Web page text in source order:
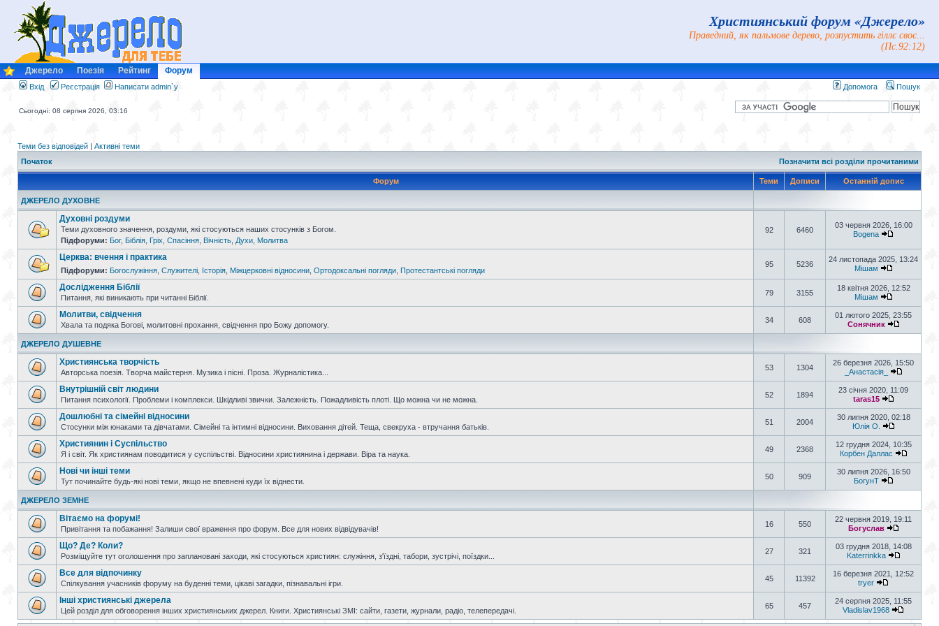
Християнський форум «Джерело»
Праведний, як пальмове дерево, розпустить гіллє своє...
(Пс.92:12)
Джерело Поезія Рейтинг Форум
Вхід Реєстрація Написати admin`у Допомога Пошук
Сьогодні: 08 серпня 2026, 03:16
Теми без відповідей | Активні теми
Початок
Позначити всі розділи прочитаними
Форум Теми Дописи Останній допис
ДЖЕРЕЛО ДУХОВНЕ
Духовні роздуми
Теми духовного значення, роздуми, які стосуються наших стосунків з Богом.
Підфоруми: Бог, Біблія Гріх Спасіння Вічність Духи Молитва
92 6460
03 червня 2026, 16:00
Bogena
Церква: вчення і практика
Підфоруми: Богослужіння Служителі Історія Міжцерковні відносини Ортодоксальні погляди Протестантські погляди
95 5236
24 листопада 2025, 13:24
Мішам
Дослідження Біблії
Питання, які виникають при читанні Біблії.
79 3155
18 квітня 2026, 12:52
Мішам
Молитви, свідчення
Хвала та подяка Богові, молитовні прохання, свідчення про Божу допомогу.
34 608
01 лютого 2025, 23:55
Сонячник
ДЖЕРЕЛО ДУШЕВНЕ
Християнська творчість
Авторська поезія. Творча майстерня. Музика і пісні. Проза. Журналістика...
53 1304
26 березня 2026, 15:50
_Анастасія_
Внутрішній світ людини
Питання психології. Проблеми і комплекси. Шкідливі звички. Залежність. Пожадливість плоті. Що можна чи не можна.
52 1894
23 січня 2020, 11:09
taras15
Дошлюбні та сімейні відносини
Стосунки між юнаками та дівчатами. Сімейні та інтимні відносини. Виховання дітей. Теща, свекруха - втручання батьків.
51 2004
30 липня 2020, 02:18
Юлія О.
Християнин і Суспільство
Я і світ. Як християнам поводитися у суспільстві. Відносини християнина і держави. Віра та наука.
49 2368
12 грудня 2024, 10:35
Корбен Даллас
Нові чи інші теми
Тут починайте будь-які нові теми, якщо не впевнені куди їх віднести.
50 909
30 липня 2026, 16:50
БогунТ
ДЖЕРЕЛО ЗЕМНЕ
Вітаємо на форумі!
Привітання та побажання! Залиши свої враження про форум. Все для нових відвідувачів!
16 550
22 червня 2019, 19:11
Богуслав
Що? Де? Коли?
Розміщуйте тут оголошення про заплановані заходи, які стосуються християн: служіння, з'їздні, табори, зустрічі, поїздки...
27 321
03 грудня 2018, 14:08
Katerrinkka
Все для відпочинку
Спілкування учасників форуму на буденні теми, цікаві загадки, пізнавальні ігри.
45 11392
16 березня 2021, 12:52
tryer
Інші християнські джерела
Цей розділ для обговорення інших християнських джерел. Книги. Християнські ЗМІ: сайти, газети, журнали, радіо, телепередачі.
65 457
24 серпня 2025, 11:55
Vladislav1968